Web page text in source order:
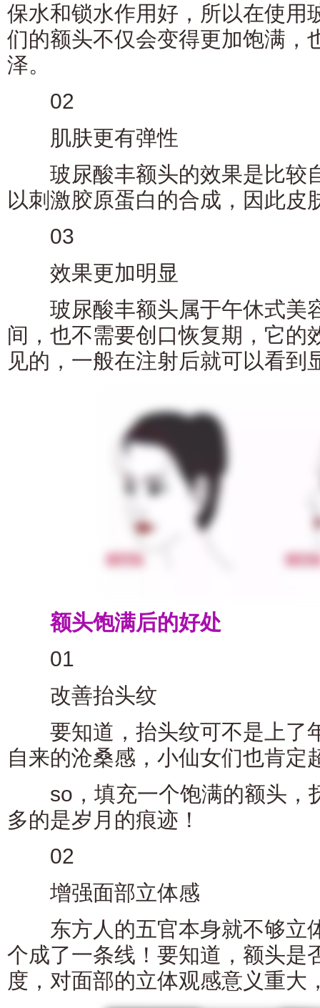
保水和锁水作用好，所以在使用
们的额头不仅会变得更加饱满，
泽。
02
肌肤更有弹性
玻尿酸丰额头的效果是比较
以刺激胶原蛋白的合成，因此皮
03
效果更加明显
玻尿酸丰额头属于午休式美
间，也不需要创口恢复期，它的
见的，一般在注射后就可以看到
额头饱满后的好处
01
改善抬头纹
要知道，抬头纹可不是上了
自来的沧桑感，小仙女们也肯定
so，填充一个饱满的额头，
多的是岁月的痕迹！
02
增强面部立体感
东方人的五官本身就不够立
个成了一条线！要知道，额头是
度，对面部的立体观感意义重大